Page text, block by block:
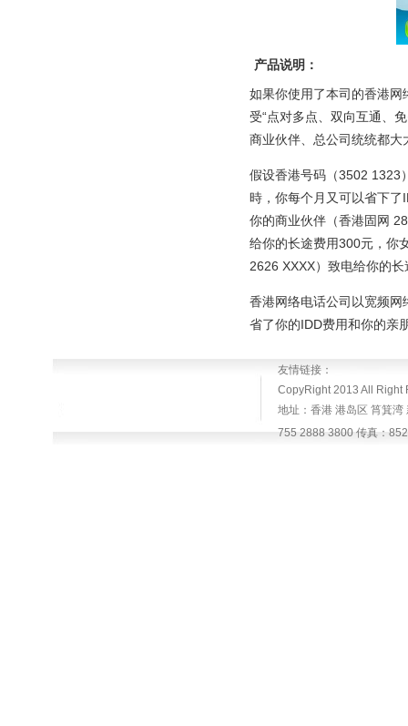
产品说明：
如果你使用了本司的香港
受“点对多点、双向互通、
商业伙伴、总公司统统都
假设香港号码（3502 1323
時，你每个月又可以省下
你的商业伙伴（香港固网
给你的长途费用300元，你
2626 XXXX）致电给你的
香港网络电话公司以宽频
省了你的IDD费用和你的亲
友情链接：
CopyRight 2013 All Right
地址：香港 港岛区 筲箕
755 2888 3800 传真：